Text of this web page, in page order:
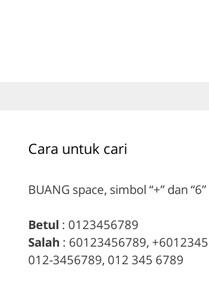
Cara untuk cari
BUANG space, simbol “+” dan
Betul : 0123456789
Salah : 60123456789,
012-3456789, 012 345 6789